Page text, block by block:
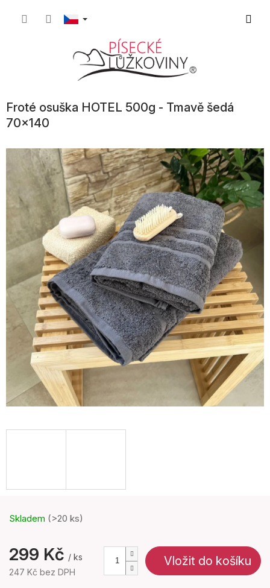
Froté osuška HOTEL 500g - Tmavě šedá
70x140
Skladem (>20 ks)
299 Kč / ks
247 Kč bez DPH
Vložit do košíku